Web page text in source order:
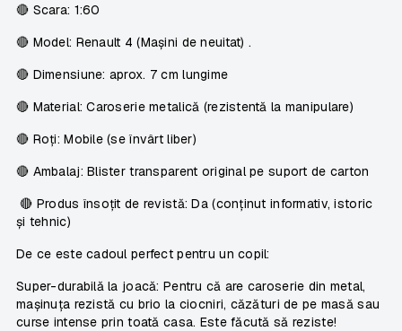
🔴 Scara: 1:60
🔴 Model: Renault 4 (Mașini de neuitat) .
🔴 Dimensiune: aprox. 7 cm lungime
🔴 Material: Caroserie metalică (rezistentă la manipulare)
🔴 Roți: Mobile (se învârt liber)
🔴 Ambalaj: Blister transparent original pe suport de carton
🔴 Produs însoțit de revistă: Da (conținut informativ, istoric
și tehnic)
De ce este cadoul perfect pentru un copil:
Super-durabilă la joacă: Pentru că are caroserie din metal,
mașinuța rezistă cu brio la ciocniri, căzături de pe masă sau
curse intense prin toată casa. Este făcută să reziste!